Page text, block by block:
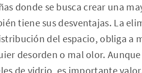
donde se busca crear una
tiene sus desventajas. La
del espacio, obliga a
desorden o mal olor.
de vidrio, es importante